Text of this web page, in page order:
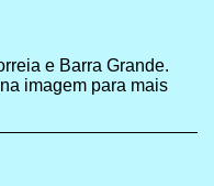
e Barra Grande.
imagem para mais